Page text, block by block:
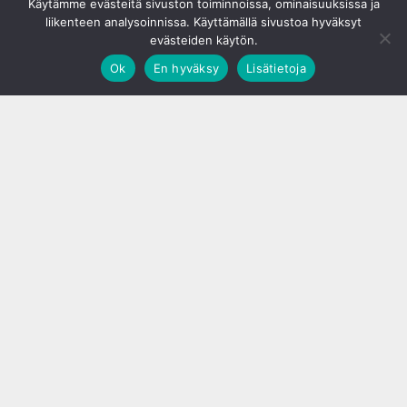
Käytämme evästeitä sivuston toiminnoissa, ominaisuuksissa ja
liikenteen analysoinnissa. Käyttämällä sivustoa hyväksyt
evästeiden käytön.
Ok
En hyväksy Lisätietoja